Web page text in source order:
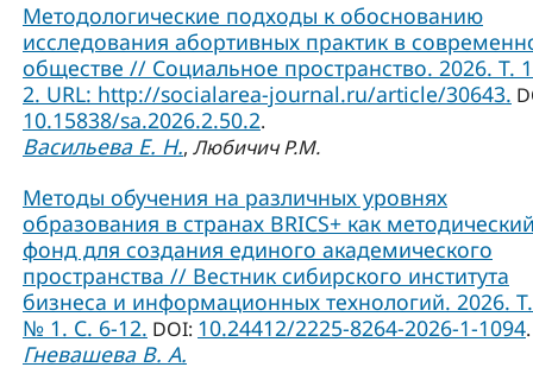
Методологические подходы к обоснованию
исследования абортивных практик в
обществе // Социальное пространство. 2026. Т.
2. URL: http://socialarea-journal.ru/article/30643.
10.15838/sa.2026.2.50.2.
Васильева Е. Н., Любичич Р.М.
Методы обучения на различных уровнях
образования в странах BRICS+ как
фонд для создания единого академического
пространства // Вестник сибирского института
бизнеса и информационных технологий. 2026.
№ 1. С. 6-12. DOI: 10.24412/2225-8264-2026-1-1094.
Гневашева В. А.